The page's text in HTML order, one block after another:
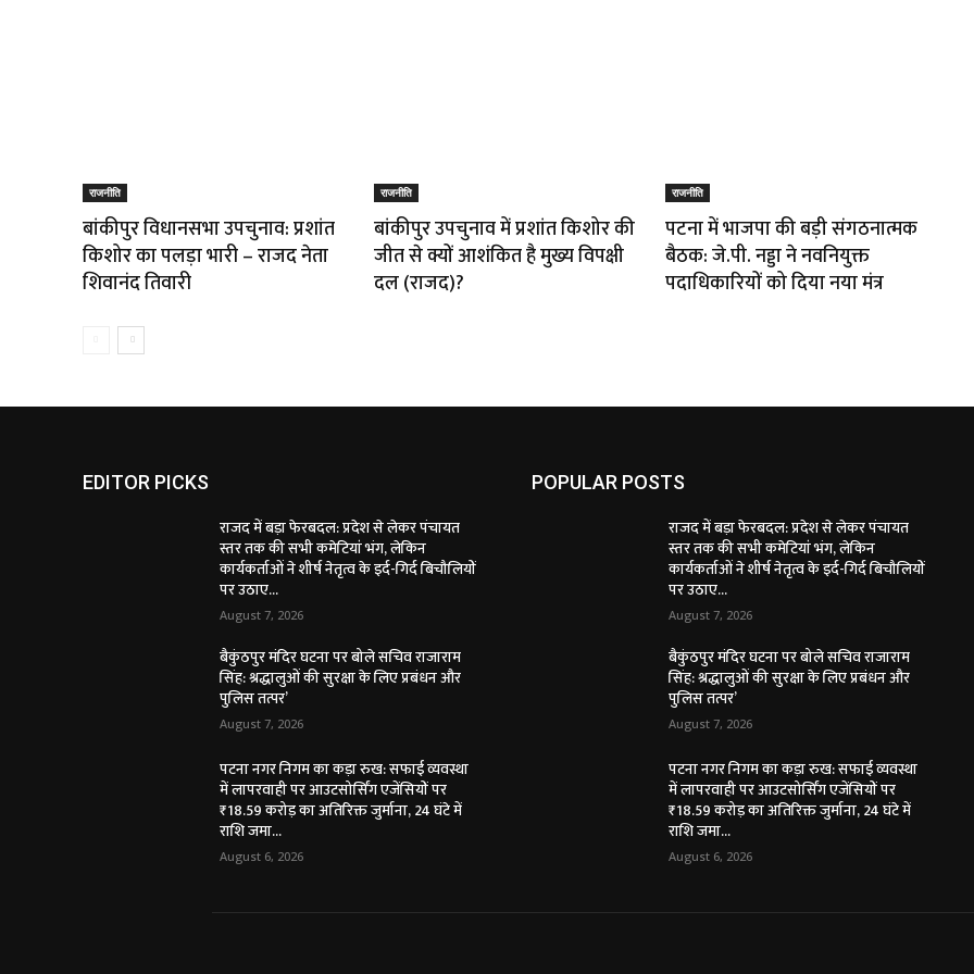
राजनीति
बांकीपुर विधानसभा उपचुनाव: प्रशांत
किशोर का पलड़ा भारी – राजद नेता
शिवानंद तिवारी
राजनीति
बांकीपुर उपचुनाव में प्रशांत किशोर की
जीत से क्यों आशंकित है मुख्य विपक्षी
दल (राजद)?
राजनीति
पटना में भाजपा की बड़ी संगठनात्मक
बैठक: जे.पी. नड्डा ने नवनियुक्त
पदाधिकारियों को दिया नया मंत्र
EDITOR PICKS
राजद में बड़ा फेरबदल: प्रदेश से लेकर पंचायत
स्तर तक की सभी कमेटियां भंग, लेकिन
कार्यकर्ताओं ने शीर्ष नेतृत्व के इर्द-गिर्द बिचौलियों
पर उठाए...
August 7, 2026
बैकुंठपुर मंदिर घटना पर बोले सचिव राजाराम
सिंह: श्रद्धालुओं की सुरक्षा के लिए प्रबंधन और
पुलिस तत्पर’
August 7, 2026
पटना नगर निगम का कड़ा रुख: सफाई व्यवस्था
में लापरवाही पर आउटसोर्सिंग एजेंसियों पर
₹18.59 करोड़ का अतिरिक्त जुर्माना, 24 घंटे में
राशि जमा...
August 6, 2026
POPULAR POSTS
राजद में बड़ा फेरबदल: प्रदेश से लेकर पंचायत
स्तर तक की सभी कमेटियां भंग, लेकिन
कार्यकर्ताओं ने शीर्ष नेतृत्व के इर्द-गिर्द बिचौलियों
पर उठाए...
August 7, 2026
बैकुंठपुर मंदिर घटना पर बोले सचिव राजाराम
सिंह: श्रद्धालुओं की सुरक्षा के लिए प्रबंधन और
पुलिस तत्पर’
August 7, 2026
पटना नगर निगम का कड़ा रुख: सफाई व्यवस्था
में लापरवाही पर आउटसोर्सिंग एजेंसियों पर
₹18.59 करोड़ का अतिरिक्त जुर्माना, 24 घंटे में
राशि जमा...
August 6, 2026